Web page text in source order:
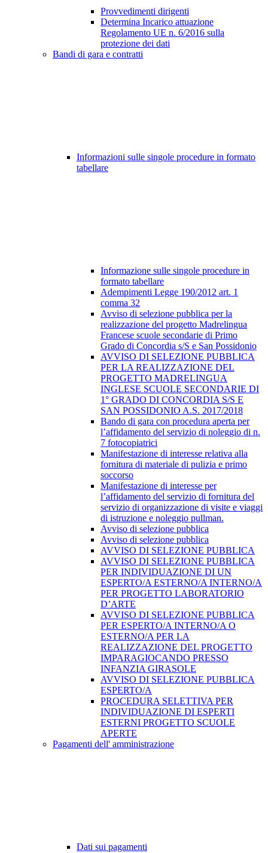
Provvedimenti dirigenti
Determina Incarico attuazione
Regolamento UE n. 6/2016 sulla
protezione dei dati
Bandi di gara e contratti
Informazioni sulle singole procedure in formato
tabellare
Informazione sulle singole procedure in
formato tabellare
Adempimenti Legge 190/2012 art. 1
comma 32
Avviso di selezione pubblica per la
realizzazione del progetto Madrelingua
Francese scuole secondarie di Primo
Grado di Concordia s/S e San Possidonio
AVVISO DI SELEZIONE PUBBLICA
PER LA REALIZZAZIONE DEL
PROGETTO MADRELINGUA
INGLESE SCUOLE SECONDARIE DI
1° GRADO DI CONCORDIA S/S E
SAN POSSIDONIO A.S. 2017/2018
Bando di gara con procedura aperta per
l’affidamento del servizio di noleggio di n.
7 fotocopiatrici
Manifestazione di interesse relativa alla
fornitura di materiale di pulizia e primo
soccorso
Manifestazione di interesse per
l’affidamento del servizio di fornitura del
servizio di organizzazione di visite e viaggi
di istruzione e noleggio pullman.
Avviso di selezione pubblica
Avviso di selezione pubblica
AVVISO DI SELEZIONE PUBBLICA
AVVISO DI SELEZIONE PUBBLICA
PER INDIVIDUAZIONE DI UN
ESPERTO/A ESTERNO/A INTERNO/A
PER PROGETTO LABORATORIO
D’ARTE
AVVISO DI SELEZIONE PUBBLICA
PER ESPERTO/A INTERNO/A O
ESTERNO/A PER LA
REALIZZAZIONE DEL PROGETTO
IMPARAGIOCANDO PRESSO
INFANZIA GIRASOLE
AVVISO DI SELEZIONE PUBBLICA
ESPERTO/A
PROCEDURA SELETTIVA PER
INDIVIDUAZIONE DI ESPERTI
ESTERNI PROGETTO SCUOLE
APERTE
Pagamenti dell' amministrazione
Dati sui pagamenti